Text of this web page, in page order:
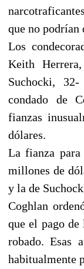
que no
Los
Keith
Suchocki,
condado de
fianzas
dólares.
La fianza
millones de
y la de
Coghlan
que el pago
robado. Esas
habitualmente